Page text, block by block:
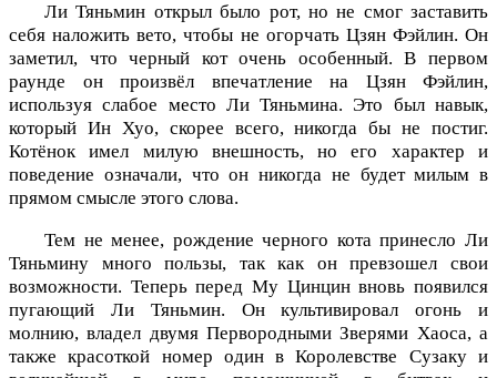
Ли Тяньмин открыл было рот, но не смог заставить
себя наложить вето, чтобы не огорчать Цзян Фэйлин. Он
заметил, что черный кот очень особенный. В первом
раунде он произвёл впечатление на Цзян Фэйлин,
используя слабое место Ли Тяньмина. Это был навык,
который Ин Хуо, скорее всего, никогда бы не постиг.
Котёнок имел милую внешность, но его характер и
поведение означали, что он никогда не будет милым в
прямом смысле этого слова.
Тем не менее, рождение черного кота принесло Ли
Тяньмину много пользы, так как он превзошел свои
возможности. Теперь перед Му Цинцин вновь появился
пугающий Ли Тяньмин. Он культивировал огонь и
молнию, владел двумя Первородными Зверями Хаоса, а
также красоткой номер один в Королевстве Сузаку и